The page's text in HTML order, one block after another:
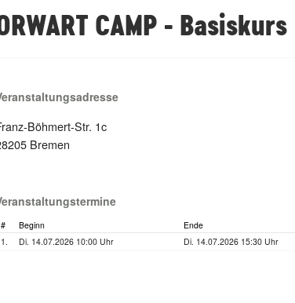
CAMP - Basiskurs
Böhmert-Str. 1c
Bremen
# Beginn
Ende
1.
Di. 14.07.2026 10:00 Uhr Di. 14.07.2026 15:30 Uhr